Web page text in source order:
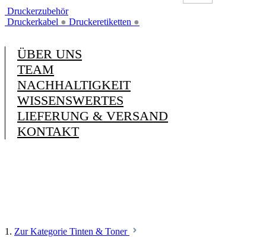
Druckerzubehör
Druckerkabel ● Druckeretiketten ●
ÜBER UNS
TEAM
NACHHALTIGKEIT
WISSENSWERTES
LIEFERUNG & VERSAND
KONTAKT
1. Zur Kategorie Tinten & Toner